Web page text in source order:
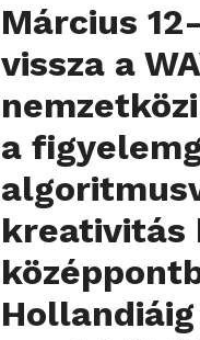
Március
vissza a
a
kreativitás